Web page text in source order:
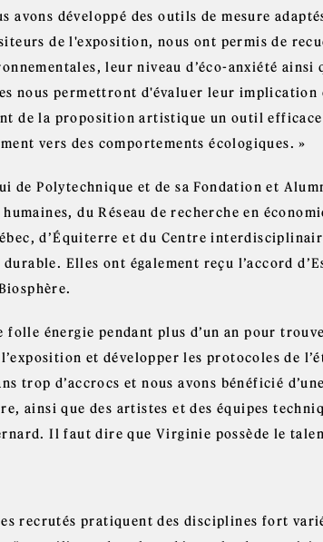
développé des outils de mesure
de l'exposition, nous ont permis de
leur niveau d’éco-anxiété ainsi
nous permettront d'évaluer leur implication
de la proposition artistique un outil efficace
vers des comportements écologiques. »
de Polytechnique et de sa Fondation et
du Réseau de recherche en
d’Équiterre et du Centre
Elles ont également reçu l’accord
énergie pendant plus d’un an pour
et développer les protocoles de
trop d’accrocs et nous avons bénéficié d’une
ainsi que des artistes et des équipes
Il faut dire que Virginie possède le
recrutés pratiquent des disciplines fort